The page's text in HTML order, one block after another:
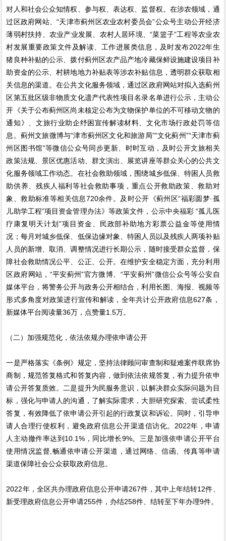
对人和社会公众知情权、参与权、表达权、监督权。在涉农领域，通
过区政府网站、“天津市蓟州区农业农村委员会”公众号主动公开经济
薄弱村扶持、农业产业发展、农村人居环境、“菜篮子”工程等农业农
村发展重要政策文件及解读、工作进展类信息，及时发布2022年生
猪良种补贴的公示、拨付蓟州区农产品产地冷藏保鲜设施建设项目补
助资金的公示、村耕地地力补贴表等涉农补贴信息，透明群众获取相
关信息的渠道。在公共文化服务领域，通过区政府网站对拟入选蓟州
区第五批区级非物质文化遗产代表性项目名录名单进行公示，主动公
开《关于公布蓟州区尚未核定公布为文物保护单位的不可移动文物的
通知》、文旅行业助企纾困宣传解读材料、文化市场行政处罚等信
息。蓟州文旅微博与“津市蓟州区文化和旅游局”“文化蓟州”“天津市蓟
州区图书馆”等微信公众号同步更新、时时互动，及时公开文旅相关
政策法规、景区优惠活动、群文演出、展览讲座等群众关心的公共文
化服务领域工作动态。在社会救助领域，围绕城乡低保、特困人员救
助供养、残疾人福利等社会救助事项，重点公开救助政策、救助对
象、救助标准等相关信息720余件。及时公开《蓟州区“福彩圆梦·孤
儿助学工程”项目资金管理办法》等政策文件，公示中央福彩 “孤儿医
疗康复明天计划”项目资金、民政部补助地方彩票公益金等使用情
况；每月对城乡低保、低保边缘对象、特困人员以及残疾人两项补贴
人员的新增、取消、调整情况进行长期公示，随时接受群众监督，保
障社会救助情况公平、公正、公开。在维护安全稳定方面，充分利用
区政府网站，“平安蓟州”官方微博、“平安蓟州”微信公众号等公安自
媒体平台，将警务公开与政务公开相结合，利用长图、海报、视频等
形式多角度对政策进行宣传和解读，全年共计公开政府信息627条，
新媒体平台阅读量36万，点赞量1.5万。
（二）加强规范化，依法依规办理依申请公开
一是严格落实《条例》规定，坚持法律顾问审查制和疑难案件联席协
商制，规范答复格式和答复内容，做到依法依规答复，有力提升依申
请公开答复质效。二是提升为民服务意识，以解决群众实际问题为目
标，强化与申请人的沟通，了解实际需求，大胆研究探索、尝试柔性
答复，有效降低了依申请公开引起的行政复议和诉讼。同时，引导申
请人合理行使权利，避免政府信息公开渠道信访化。2022年，申请
人主动撤件率达到10.1%，同比增长9%。三是加强依申请公开平台
使用情况监督,畅通依申请公开渠道，通过网络、信函、传真等申请
渠道保障社会公众获取政府信息。
2022年，全区共办理政府信息公开申请267件，其中上年结转12件、
新受理政府信息公开申请255件，办结258件、结转至下年办理9件。